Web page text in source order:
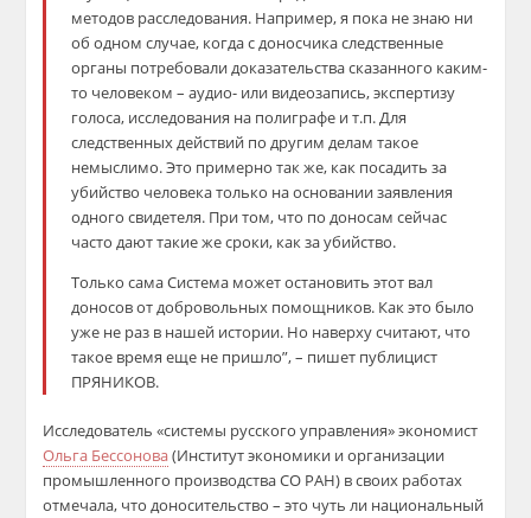
методов расследования. Например, я пока не знаю ни
об одном случае, когда с доносчика следственные
органы потребовали доказательства сказанного каким-
то человеком – аудио- или видеозапись, экспертизу
голоса, исследования на полиграфе и т.п. Для
следственных действий по другим делам такое
немыслимо. Это примерно так же, как посадить за
убийство человека только на основании заявления
одного свидетеля. При том, что по доносам сейчас
часто дают такие же сроки, как за убийство.
Только сама Система может остановить этот вал
доносов от добровольных помощников. Как это было
уже не раз в нашей истории. Но наверху считают, что
такое время еще не пришло”, – пишет публицист
ПРЯНИКОВ.
Исследователь «системы русского управления» экономист
Ольга Бессонова(Институт экономики и организации
промышленного производства СО РАН) в своих работах
отмечала, что доносительство – это чуть ли национальный